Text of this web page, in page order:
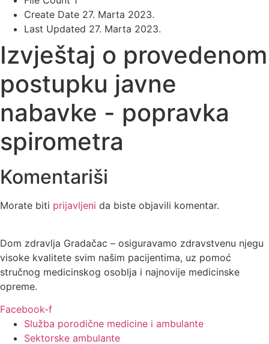
Create Date 27. Marta 2023.
Last Updated 27. Marta 2023.
Izvještaj o provedenom
postupku javne
nabavke - popravka
spirometra
Komentariši
Morate biti prijavljeni da biste objavili komentar.
Dom zdravlja Gradačac – osiguravamo zdravstvenu njegu
visoke kvalitete svim našim pacijentima, uz pomoć
stručnog medicinskog osoblja i najnovije medicinske
opreme.
Facebook-f
Služba porodične medicine i ambulante
Sektorske ambulante